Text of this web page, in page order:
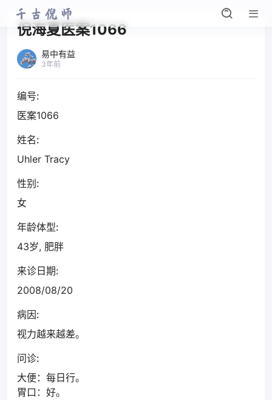
倪海夏医案1066
易中有益
3年前
编号:
医案1066
姓名:
Uhler Tracy
性别:
女
年龄体型:
43岁, 肥胖
来诊日期:
2008/08/20
病因:
视力越来越差。
问诊:
大便：每日行。
胃口：好。